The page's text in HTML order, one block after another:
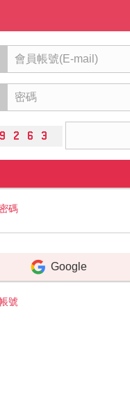
碼
Google
號